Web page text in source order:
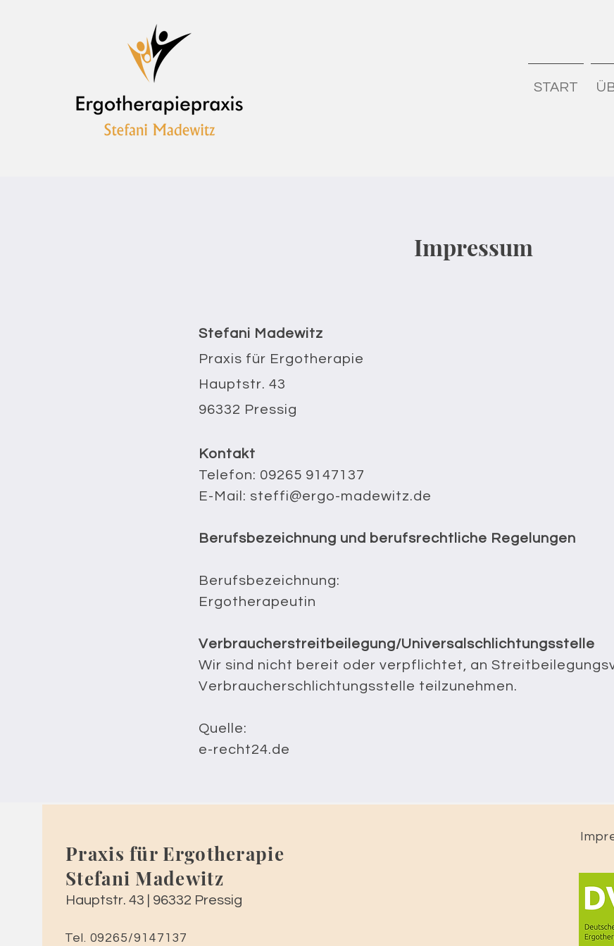
START
Impressum
Stefani Madewitz
Praxis für Ergotherapie
Hauptstr. 43
96332 Pressig
Kontakt
Telefon: 09265 9147137
E-Mail: steffi@ergo-madewitz.de
Berufsbezeichnung und berufsrechtliche Regelungen
Berufsbezeichnung:
Ergotherapeutin
Verbraucherstreitbeilegung/Universalschlichtungsstelle
Wir sind nicht bereit oder verpflichtet, an
Verbraucherschlichtungsstelle teilzunehmen.
Quelle:
e-recht24.de
Praxis für Ergotherapie
Stefani Madewitz
Hauptstr. 43 | 96332 Pressig
Tel. 09265/9147137